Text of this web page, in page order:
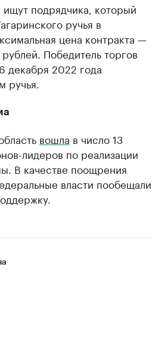
подрядчика, который
ручья в
цена контракта —
Победитель торгов
декабря 2022 года
ручья.
вошла в число 13
лидеров по реализации
В качестве поощрения
власти пообещали